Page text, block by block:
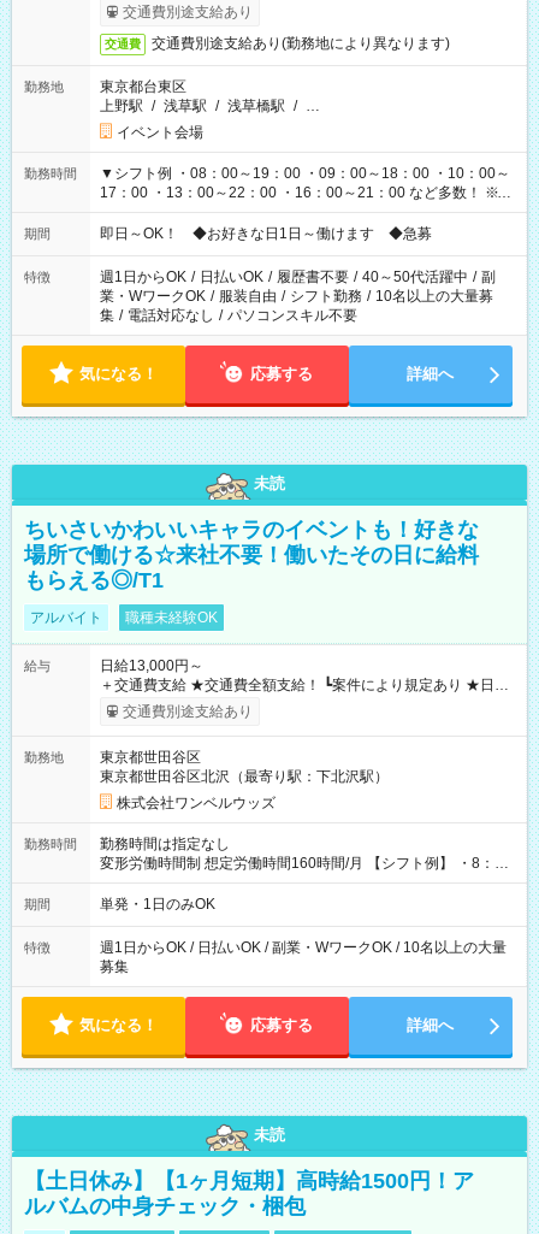
も異なります
交通費別途支給あり
交通費 交通費別途支給あり(勤務地により異なります)
勤務地
東京都台東区
上野駅 / 浅草駅 / 浅草橋駅 / …
イベント会場
勤務時間
▼シフト例 ・08：00～19：00 ・09：00～18：00 ・10：00～
17：00 ・13：00～22：00 ・16：00～21：00 など多数！ ※お
仕事により勤務時間が異なります
期間 即日～OK！ ◆お好きな日1日～働けます ◆急募
特徴 週1日からOK / 日払いOK / 履歴書不要 / 40～50代活躍中 / 副
業・WワークOK / 服装自由 / シフト勤務 / 10名以上の大量募
集 / 電話対応なし / パソコンスキル不要
気になる！ 応募する 詳細へ
未読
ちいさいかわいいキャラのイベントも！好きな
場所で働ける☆来社不要！働いたその日に給料
もらえる◎/T1
アルバイト 職種未経験OK
給与
日給13,000円～
＋交通費支給 ★交通費全額支給！ ┗案件により規定あり ★日払
いOK！（規定あり） ┗働いたその日に現金GET♪ お仕事後はコ
ンビニATMから 日払い分を引き落とせます！ 【試用期間】試
交通費別途支給あり
勤務地
東京都世田谷区
東京都世田谷区北沢（最寄り駅：下北沢駅）
株式会社ワンベルウッズ
勤務時間
勤務時間は指定なし
変形労働時間制 想定労働時間160時間/月 【シフト例】 ・8：00
～21：00
期間 単発・1日のみOK
特徴
週1日からOK / 日払いOK / 副業・WワークOK / 10名以上の大量
募集
気になる！ 応募する 詳細へ
未読
【土日休み】【1ヶ月短期】高時給1500円！ア
ルバムの中身チェック・梱包